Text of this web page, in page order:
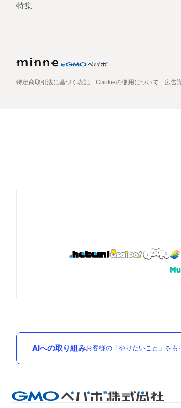
特集
特定商取引法に基づく表記 Cookieの使用について 広告
AIへの取り組みお客様の「やりたいこと」を